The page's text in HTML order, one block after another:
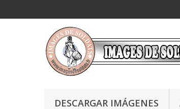
DESCARGAR IMÁGENES